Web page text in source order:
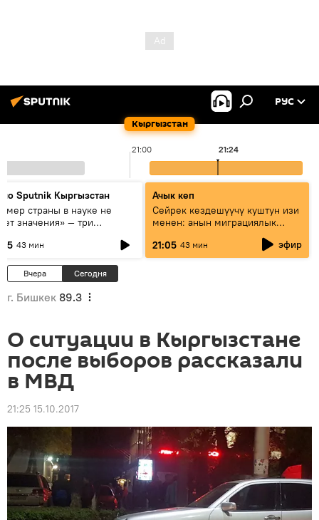
Кыргызстан
РУС
21:00 21:24
Sputnik Кыргызстан
страны в науке не
значения» — три
и Кыргызстана в
43 мин
Ачык кеп
Сейрек кездешүүчү куштун изи
менен: анын миграциялык
жолу эмнеден кабар берет?
21:05 43 мин эфир
Вчера Сегодня
г. Бишкек 89.3
О ситуации в Кыргызстане
после выборов рассказали
в МВД
21:25 15.10.2017